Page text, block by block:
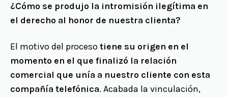
¿Cómo se produjo la intromisión ilegítima en
el derecho al honor de nuestra clienta?
El motivo del procesotiene su origen en el
momento en el que finalizó la relación
comercial que unía a nuestro cliente con esta
compañía telefónica. Acabada la vinculación,